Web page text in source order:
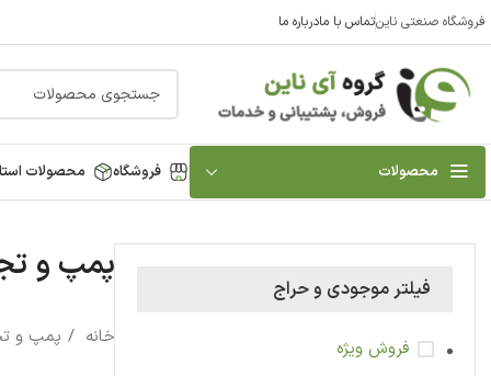
فروشگاه صنعتی ناینتماس با مادرباره ما
محصولات فروشگاه محصولات
فیلتر موجودی و حراج
فروش ویژه
پمپ و
خانه پمپ و